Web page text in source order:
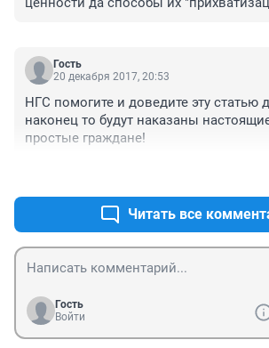
воровству слуг (а ведь именно о
в статье идёт) на Руси всегда
Так что терпим, господа. Терпим...
Гость
20 декабря 2017, 20:53
НГС помогите и доведите эту статью
наконец то будут наказаны
простые граждане!
Читать все
Гость
Войти